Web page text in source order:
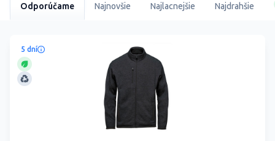
Odporúčame Najnovšie Najlacnejšie Najdrahšie
5 dní